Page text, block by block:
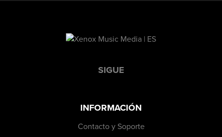
SIGUE
INFORMACIÓN
Contacto y Soporte